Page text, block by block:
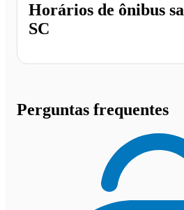
Horários de ônibus
SC
Perguntas frequentes